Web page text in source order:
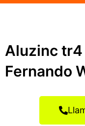
Aluzinc tr4
Fernando